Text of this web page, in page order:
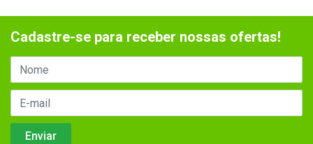
Cadastre-se para receber nossas ofertas!